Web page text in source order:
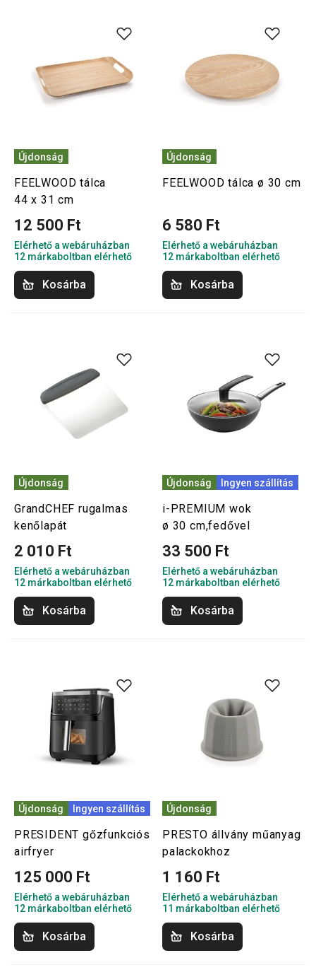
Újdonság
FEELWOOD tálca
44 x 31 cm
12 500 Ft
Elérhető a webáruházban
12 márkaboltban elérhető
Kosárba
Újdonság
FEELWOOD tálca ø 30 cm
6 580 Ft
Elérhető a webáruházban
12 márkaboltban elérhető
Kosárba
Újdonság
GrandCHEF rugalmas
kenőlapát
2 010 Ft
Elérhető a webáruházban
12 márkaboltban elérhető
Kosárba
Újdonság Ingyen szállítás
i-PREMIUM wok
ø 30 cm,fedővel
33 500 Ft
Elérhető a webáruházban
12 márkaboltban elérhető
Kosárba
Újdonság Ingyen szállítás
PRESIDENT gőzfunkciós
airfryer
125 000 Ft
Elérhető a webáruházban
12 márkaboltban elérhető
Kosárba
Újdonság
PRESTO állvány műanyag
palackokhoz
1 160 Ft
Elérhető a webáruházban
11 márkaboltban elérhető
Kosárba